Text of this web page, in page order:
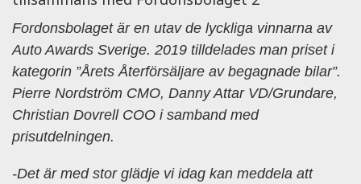
Fordonsbolaget är en utav de lyckliga vinnarna av
Auto Awards Sverige. 2019 tilldelades man priset i
kategorin ”Årets Återförsäljare av begagnade bilar”.
Pierre Nordström CMO, Danny Attar VD/Grundare,
Christian Dovrell COO i samband med
prisutdelningen.
-Det är med stor glädje vi idag kan meddela att